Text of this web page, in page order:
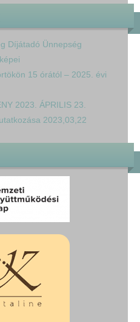
Díjátadó Ünnepség
15 órától – 2025. évi
2023. ÁPRILIS 23.
2023,03,22